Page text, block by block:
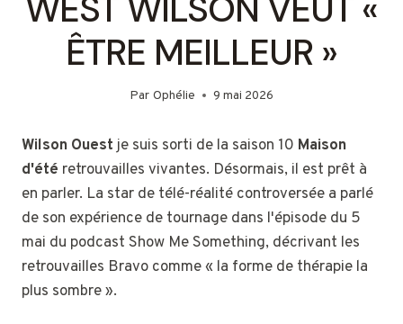
ÊTRE MEILLEUR »
Par Ophélie 9 mai 2026
Wilson Ouest je suis sorti de la saison 10 Maison
d'été retrouvailles vivantes. Désormais, il est prêt à
en parler. La star de télé-réalité controversée a parlé
de son expérience de tournage dans l'épisode du 5
mai du podcast Show Me Something, décrivant les
retrouvailles Bravo comme « la forme de thérapie la
plus sombre ».